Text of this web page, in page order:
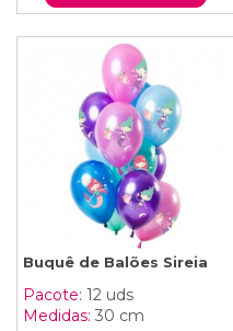
Buquê de Balões Sireia
Pacote: 12 uds
Medidas: 30 cm